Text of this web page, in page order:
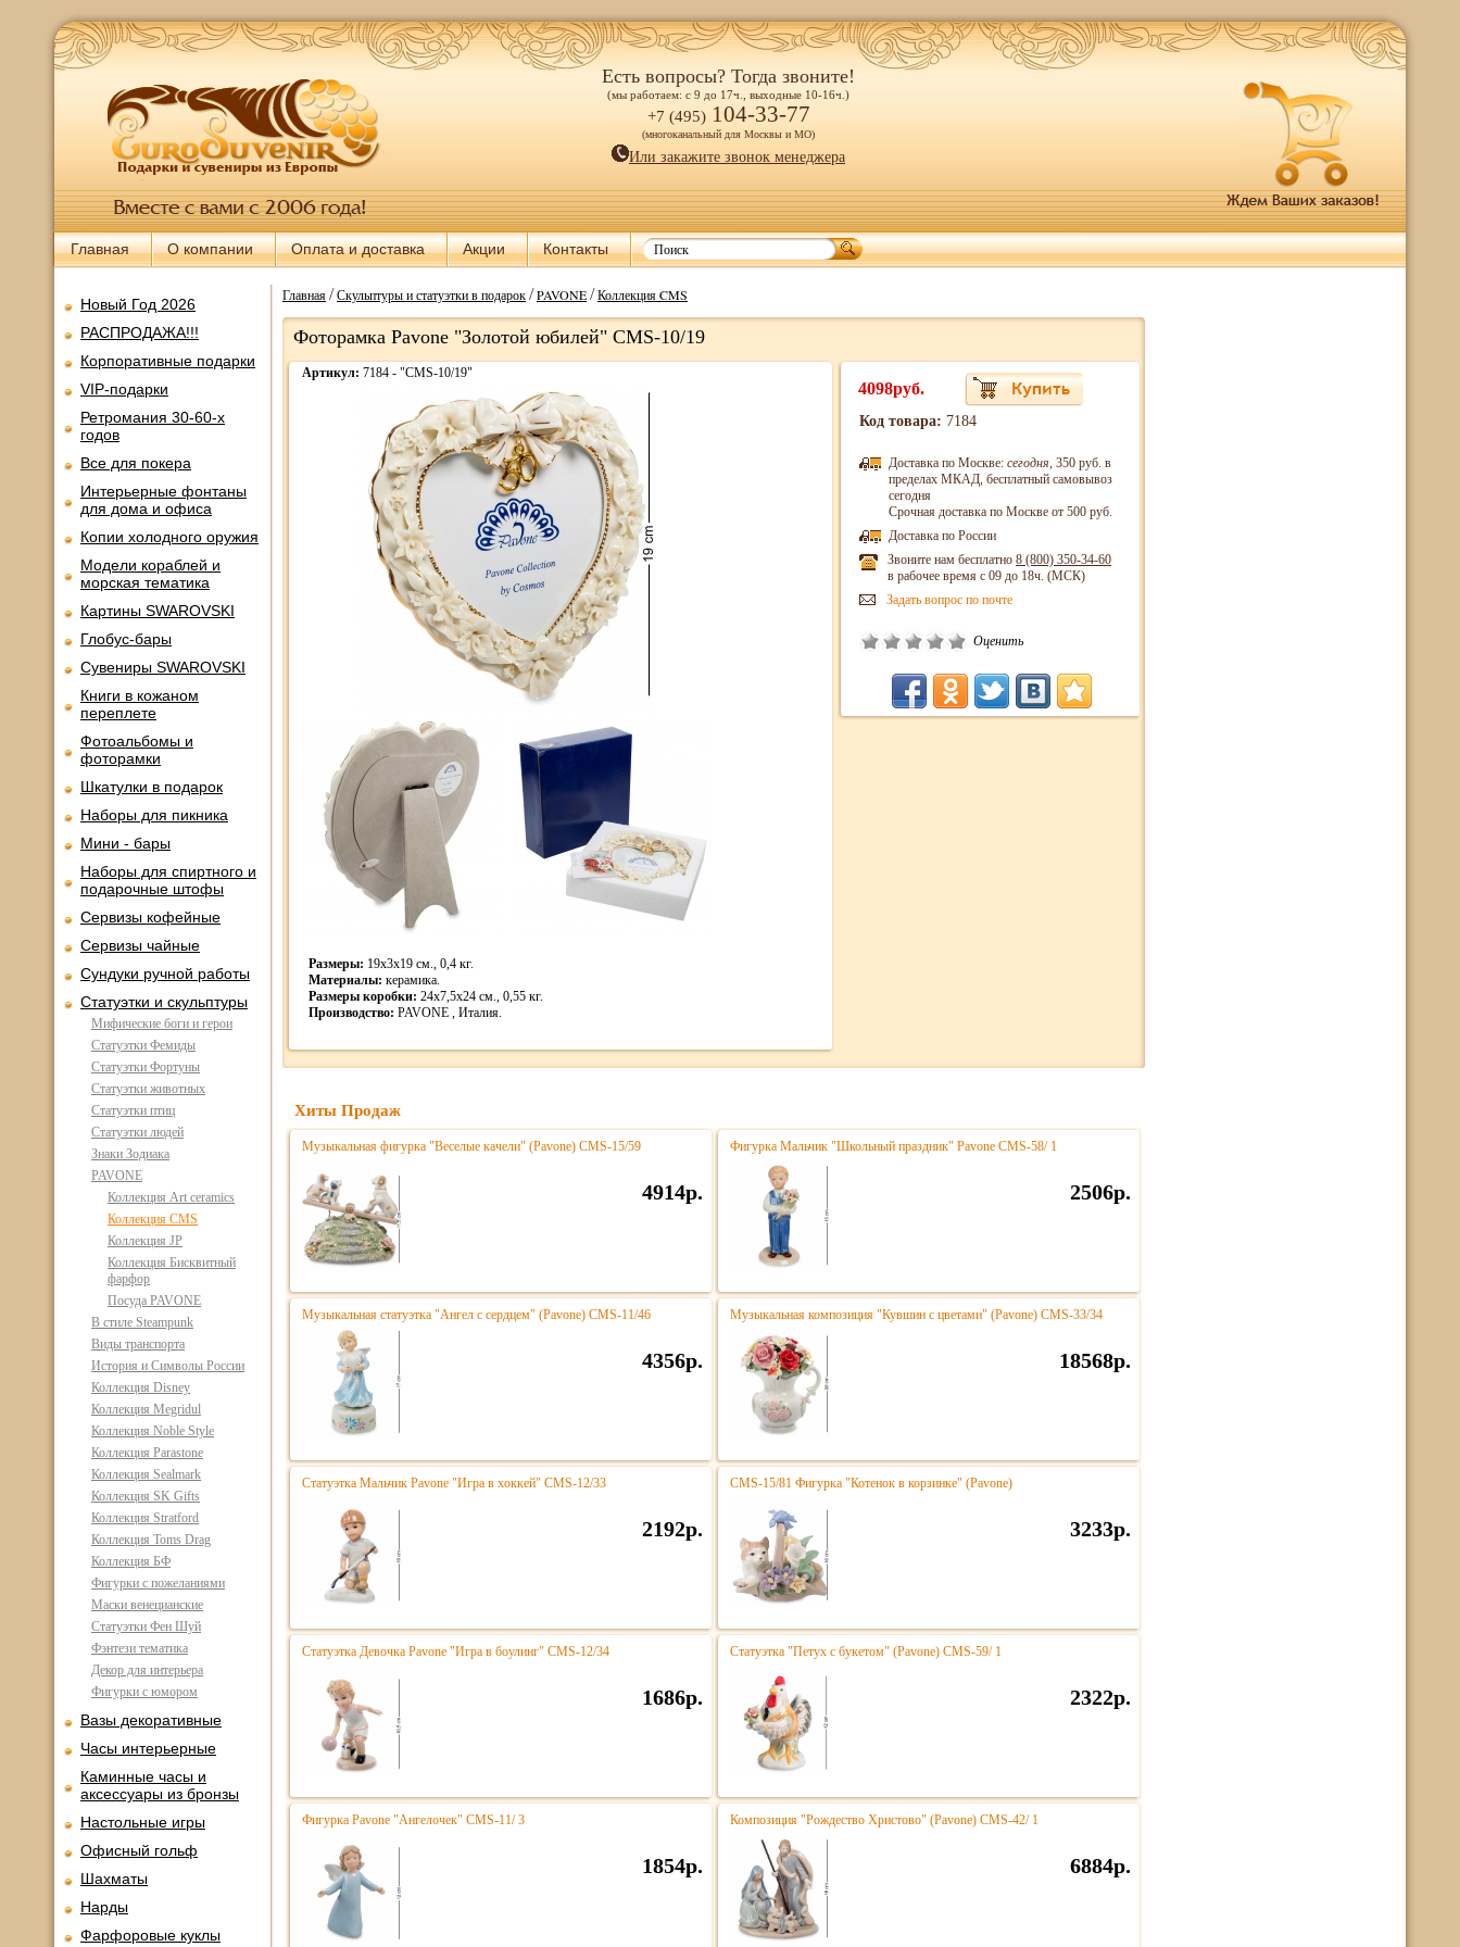
Есть вопросы? Тогда звоните!
(мы работаем: с 9 до 17ч., выходные 10-16ч.)
+7 (495) 104-33-77
(многоканальный для Москвы и МО)
Или закажите звонок менеджера
Главная О компании Оплата и доставка Акции Контакты
Новый Год 2026
РАСПРОДАЖА!!!
Корпоративные подарки
VIP-подарки
Ретромания 30-60-х
годов
Все для покера
Интерьерные фонтаны
для дома и офиса
Копии холодного оружия
Модели кораблей и
морская тематика
Картины SWAROVSKI
Глобус-бары
Сувениры SWAROVSKI
Книги в кожаном
переплете
Фотоальбомы и
фоторамки
Шкатулки в подарок
Наборы для пикника
Мини - бары
Наборы для спиртного и
подарочные штофы
Сервизы кофейные
Сервизы чайные
Сундуки ручной работы
Статуэтки и скульптуры
Мифические боги и герои
Статуэтки Фемиды
Статуэтки Фортуны
Статуэтки животных
Статуэтки птиц
Статуэтки людей
Знаки Зодиака
PAVONE
Коллекция Art ceramics
Коллекция CMS
Коллекция JP
Коллекция Бисквитный
фарфор
Посуда PAVONE
В стиле Steampunk
Виды транспорта
История и Символы России
Коллекция Disney
Коллекция Megridul
Коллекция Noble Style
Коллекция Parastone
Коллекция Sealmark
Коллекция SK Gifts
Коллекция Stratford
Коллекция Toms Drag
Коллекция БФ
Фигурки с пожеланиями
Маски венецианские
Статуэтки Фен Шуй
Фэнтези тематика
Декор для интерьера
Фигурки с юмором
Вазы декоративные
Часы интерьерные
Каминные часы и
аксессуары из бронзы
Настольные игры
Офисный гольф
Шахматы
Нарды
Фарфоровые куклы
Главная/Скульптуры и статуэтки в подарок/PAVONE/Коллекция CMS
Фоторамка Pavone "Золотой юбилей" CMS-10/19
Артикул: 7184 - "CMS-10/19"
Размеры: 19х3х19 см., 0,4 кг.
Материалы: керамика.
Размеры коробки: 24х7,5х24 см., 0,55 кг.
Производство: PAVONE , Италия.
4098руб.
Код товара: 7184
Доставка по Москве: сегодня, 350 руб. в
пределах МКАД, бесплатный самовывоз
сегодня
Срочная доставка по Москве от 500 руб.
Доставка по России
Звоните нам бесплатно 8 (800) 350-34-60
в рабочее время с 09 до 18ч. (МСК)
Задать вопрос по почте
Оценить
Хиты Продаж
Музыкальная фигурка "Веселые качели" (Pavone) CMS-15/59
4914р.
Фигурка Мальчик "Школьный праздник" Pavone CMS-58/ 1
2506р.
Музыкальная статуэтка "Ангел с сердцем" (Pavone) CMS-11/46
4356р.
Музыкальная композиция "Кувшин с цветами" (Pavone) CMS-33/34
18568р.
Статуэтка Мальчик Pavone "Игра в хоккей" CMS-12/33
2192р.
CMS-15/81 Фигурка "Котенок в корзинке" (Pavone)
3233р.
Статуэтка Девочка Pavone "Игра в боулинг" CMS-12/34
1686р.
Статуэтка "Петух с букетом" (Pavone) CMS-59/ 1
2322р.
Фигурка Pavone "Ангелочек" CMS-11/ 3
1854р.
Композиция "Рождество Христово" (Pavone) CMS-42/ 1
6884р.